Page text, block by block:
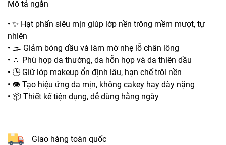
Mô tả ngắn
• ✨ Hạt phấn siêu mịn giúp lớp nền trông mềm mượt, tự
nhiên
• 🌫️ Giảm bóng dầu và làm mờ nhẹ lỗ chân lông
• 💧 Phù hợp da thường, da hỗn hợp và da thiên dầu
• 🕒 Giữ lớp makeup ổn định lâu, hạn chế trôi nền
• 👁️ Tạo hiệu ứng da mịn, không cakey hay dày nặng
• 📦 Thiết kế tiện dụng, dễ dùng hằng ngày
Giao hàng toàn quốc